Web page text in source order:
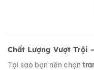
Chất Lượng Vượt Trội
Tại sao bạn nên chọn